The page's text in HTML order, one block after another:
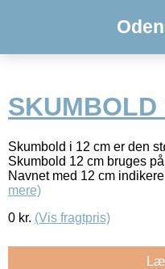
SKUMBOLD
Skumbold i 12 cm er den
Skumbold 12 cm bruges
Navnet med 12 cm
mere)
0 kr. (Vis fragtpris)